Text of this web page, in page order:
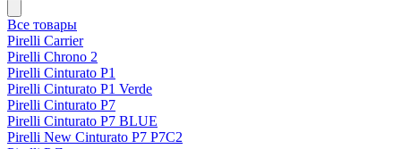
Все товары
Pirelli Carrier
Pirelli Chrono 2
Pirelli Cinturato P1
Pirelli Cinturato P1 Verde
Pirelli Cinturato P7
Pirelli Cinturato P7 BLUE
Pirelli New Cinturato P7 P7C2